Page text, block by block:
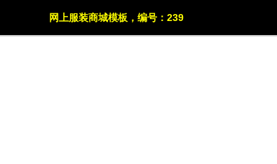
网上服装商城模板，编号：239